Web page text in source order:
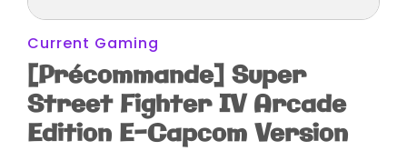
Current Gaming
[Précommande] Super
Street Fighter IV Arcade
Edition E-Capcom Version